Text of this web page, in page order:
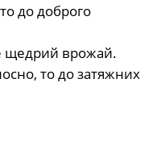
до доброго
щедрий врожай.
то до затяжних